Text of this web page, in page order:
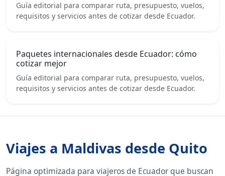
Guía editorial para comparar ruta, presupuesto, vuelos,
requisitos y servicios antes de cotizar desde Ecuador.
Paquetes internacionales desde Ecuador: cómo
cotizar mejor
Guía editorial para comparar ruta, presupuesto, vuelos,
requisitos y servicios antes de cotizar desde Ecuador.
Viajes a Maldivas desde Quito
Página optimizada para viajeros de Ecuador que buscan